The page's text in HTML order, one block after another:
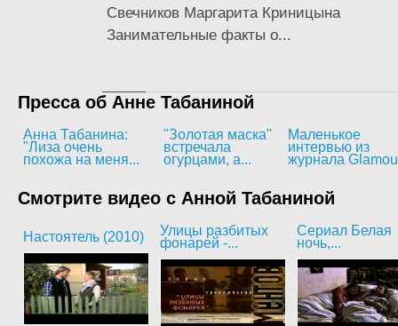
Свечников Маргарита Криницына
Занимательные факты о...
Пресса об Анне Табаниной
Анна Табанина:
"Лиза очень
похожа на меня...
"Золотая маска"
встречала
огурцами, а...
Маленькое
интервью из
журнала
Смотрите видео с Анной Табаниной
Настоятель (2010)
Улицы разбитых
фонарей -...
Сериал Белая
ночь,...